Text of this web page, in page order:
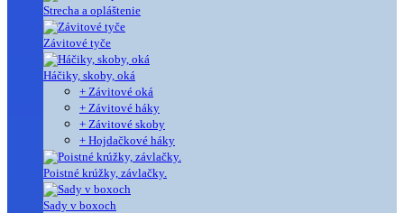
Strecha a opláštenie
Závitové tyče
Háčiky, skoby, oká
+ Závitové oká
+ Závitové háky
+ Závitové skoby
+ Hojdačkové háky
Poistné krúžky, závlačky.
Sady v boxoch